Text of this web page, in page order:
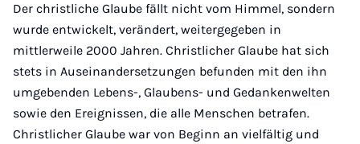
Der christliche Glaube fällt nicht vom Himmel, sondern
wurde entwickelt, verändert, weitergegeben in
mittlerweile 2000 Jahren. Christlicher Glaube hat sich
stets in Auseinandersetzungen befunden mit den ihn
umgebenden Lebens-, Glaubens- und Gedankenwelten
sowie den Ereignissen, die alle Menschen betrafen.
Christlicher Glaube war von Beginn an vielfältig und